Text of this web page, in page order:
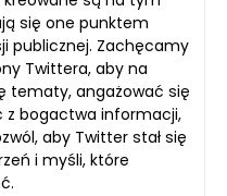
się one punktem
publicznej. Zachęcamy
Twittera, aby na
tematy, angażować się
z bogactwa informacji,
aby Twitter stał się
i myśli, które